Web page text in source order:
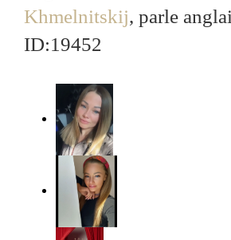
Khmelnitskij, parle
ID:19452